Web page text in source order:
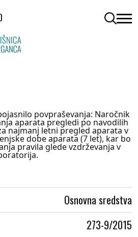
odpri
povpraševanja: Naročnik
aparata pregledi po navodilih
najmanj letni pregled aparata v
dobe aparata (7 let), kar bo
pravila glede vzdrževanja v
Osnovna sredstva
273-9/2015